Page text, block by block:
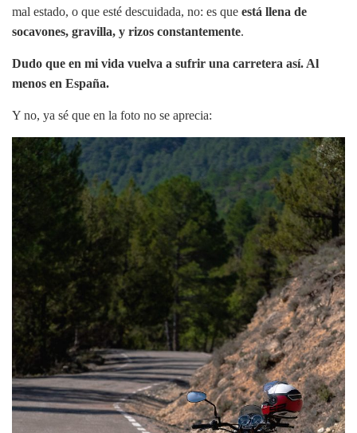
mal estado, o que esté descuidada, no: es que está llena de
socavones, gravilla, y rizos constantemente.
Dudo que en mi vida vuelva a sufrir una carretera así. Al
menos en España.
Y no, ya sé que en la foto no se aprecia: